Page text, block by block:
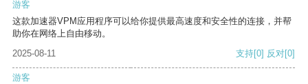
游客
这款加速器VPM应用程序可以给你提供最高速度和安全性的连接，并帮
助你在网络上自由移动。
2025-08-11
支持[0] 反对[0]
游客